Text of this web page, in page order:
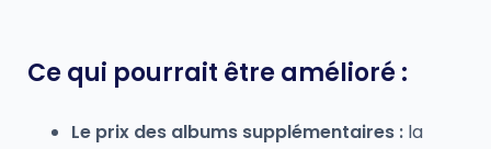
Ce qui pourrait être amélioré :
Le prix des albums supplémentaires : la